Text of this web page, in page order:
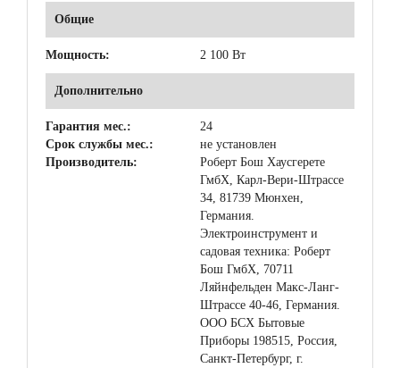
Общие
Мощность: 2 100 Вт
Дополнительно
Гарантия мес.:
24
Срок службы мес.:
не установлен
Производитель:
Роберт Бош Хаусгерете
ГмбХ, Карл-Вери-Штрассе
34, 81739 Мюнхен,
Германия.
Электроинструмент и
садовая техника: Роберт
Бош ГмбХ, 70711
Ляйнфельден Макс-Ланг-
Штрассе 40-46, Германия.
ООО БСХ Бытовые
Приборы 198515, Россия,
Санкт-Петербург, г.